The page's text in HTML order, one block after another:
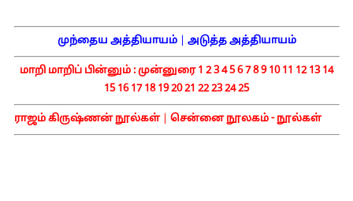
முந்தைய அத்தியாயம்| அடுத்த அத்தியாயம்
மாறி மாறிப் பின்னும் :முன்னுரை1 234567891011 121314
15161718192021 22232425
ராஜம் கிருஷ்ணன் நூல்கள்| சென்னை நூலகம் - நூல்கள்